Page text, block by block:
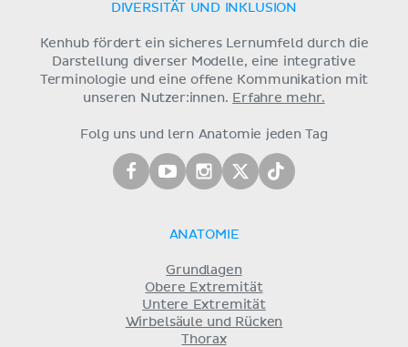
DIVERSITÄT UND INKLUSION
Kenhub fördert ein sicheres Lernumfeld durch die
Darstellung diverser Modelle, eine integrative
Terminologie und eine offene Kommunikation mit
unseren Nutzer:innen. Erfahre mehr.
Folg uns und lern Anatomie jeden Tag
ANATOMIE
Grundlagen
Obere Extremität
Untere Extremität
Wirbelsäule und Rücken
Thorax